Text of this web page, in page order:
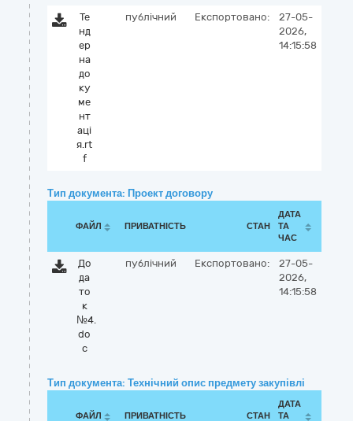
Те
нд
ер
на
до
ку
ме
нт
аці
я.rt
f
публічний Експортовано:
27-05-
2026,
14:15:58
Тип документа: Проект договору
ФАЙЛ ПРИВАТНІСТЬ СТАН
ДАТА
ТА
ЧАС
До
да
то
к
№4.
do
c
публічний Експортовано:
27-05-
2026,
14:15:58
Тип документа: Технічний опис предмету закупівлі
ФАЙЛ ПРИВАТНІСТЬ СТАН
ДАТА
ТА